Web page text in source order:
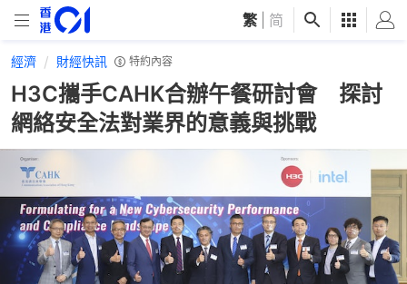
繁 简
經濟 財經快訊 特約內容
H3C攜手CAHK合辦午餐研討會 探討
網絡安全法對業界的意義與挑戰